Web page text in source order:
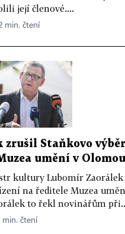
její členové....
min. čtení
zrušil Staňkovo
umění v
kultury Lubomír Zaorálek
na ředitele Muzea
to řekl novinářům
min. čtení